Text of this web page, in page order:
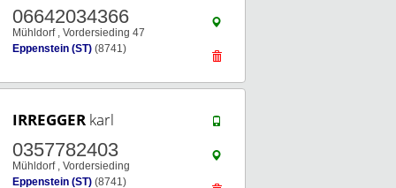
06642034366
Mühldorf , Vordersieding 47
Eppenstein (ST) (8741)
IRREGGER karl
0357782403
Mühldorf , Vordersieding
Eppenstein (ST) (8741)